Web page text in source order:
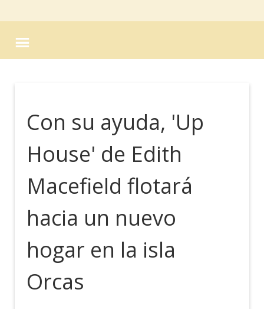
Con su ayuda, 'Up
House' de Edith
Macefield flotará
hacia un nuevo
hogar en la isla
Orcas